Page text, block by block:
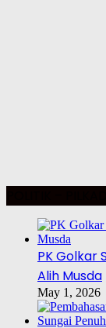
PK Golkar
Alih Musda
May 1, 2026